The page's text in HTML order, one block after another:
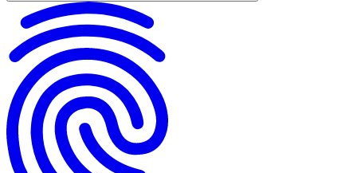
Boşanmada Maddi ve Manevi Tazminat Nedir?
Tazminatın Hukuki Dayanakları
Maddi ve Manevi Tazminatın Amacı
Maddi Tazminat
Manevi Tazminat
Anlaşmalı ve Çekişmeli Boşanma Tazminatları
Dilekçe Hazırlama ve Sunulma Süreci
Görevli ve Yetkili Mahkeme
Harç ve Masraf Durumu
Kararın İcra Edilebilirliği
Faiz ve Başlangıç Tarihi
Özel Durumlar ve Dikkat Edilmesi Gerekenler